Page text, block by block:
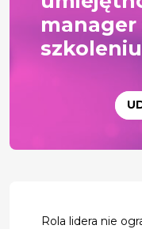
Rola lidera nie